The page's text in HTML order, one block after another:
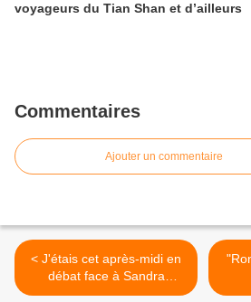
voyageurs du Tian Shan et d’ailleurs
Commentaires
Ajouter un commentaire
< J'étais cet après-midi en
débat face à Sandra
Marsaud, candidate LREM